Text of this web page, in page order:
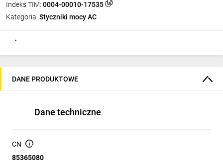
Indeks TIM: 0004-00010-17535
Kategoria: Styczniki mocy AC
DANE PRODUKTOWE
Dane techniczne
CN
85365080